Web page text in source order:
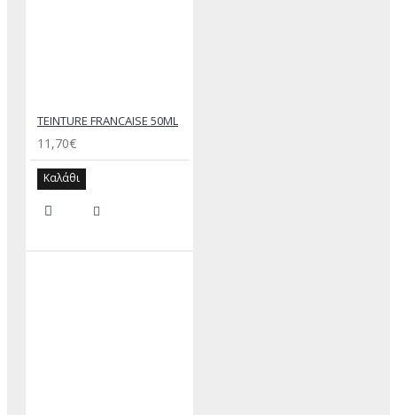
TEINTURE FRANCAISE 50ML
11,70€
Καλάθι